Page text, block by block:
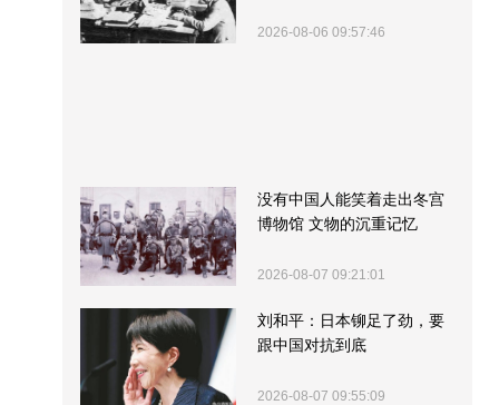
2026-08-06 09:57:46
没有中国人能笑着走出冬宫
博物馆 文物的沉重记忆
2026-08-07 09:21:01
刘和平：日本铆足了劲，要
跟中国对抗到底
2026-08-07 09:55:09